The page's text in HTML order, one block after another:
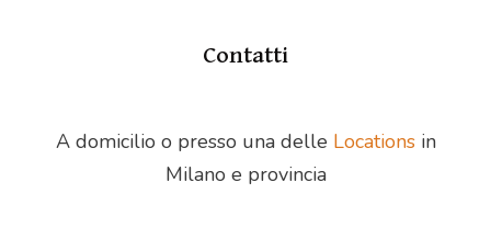
Contatti
A domicilio o presso una delle Locationsin
Milano e provincia